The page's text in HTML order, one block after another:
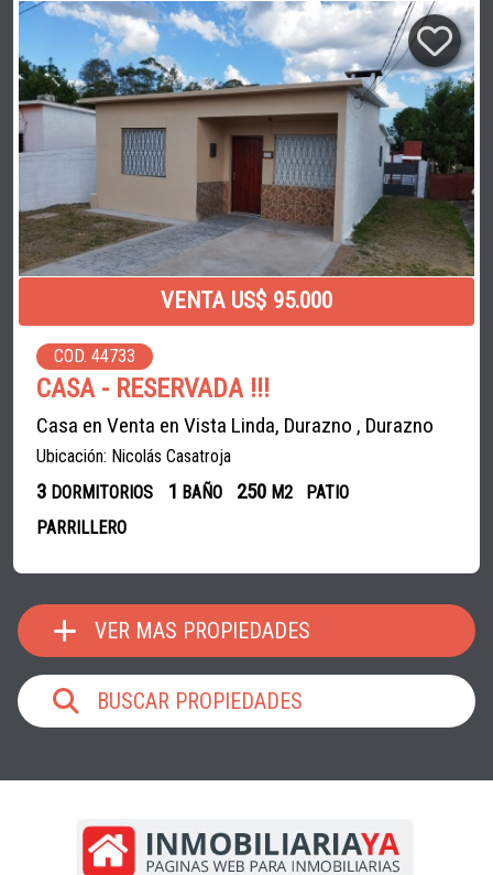
VENTA US$ 95.000
COD. 44733
CASA - RESERVADA !!!
Casa en Venta en Vista Linda, Durazno , Durazno
Ubicación: Nicolás Casatroja
3 DORMITORIOS 1 BAÑO 250 M2
PATIO
PARRILLERO
VER MAS PROPIEDADES
BUSCAR PROPIEDADES